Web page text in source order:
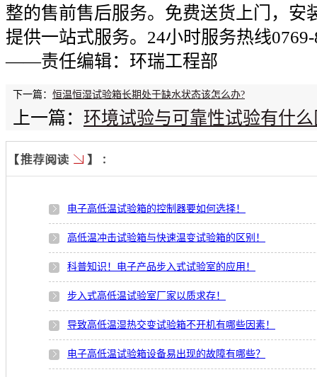
整的售前售后服务。免费送货上门，安
提供一站式服务。24小时服务热线
——责任编辑：环瑞工程部
下一篇： 恒温恒湿试验箱长期处于缺水状态该怎么办?
上一篇： 环境试验与可靠性试验有什
电子高低温试验箱的控制器要如何选择！
高低温冲击试验箱与快速温变试验箱的区别！
科普知识！电子产品步入式试验室的应用！
步入式高低温试验室厂家以质求存！
导致高低温湿热交变试验箱不开机有哪些因素！
电子高低温试验箱设备易出现的故障有哪些？